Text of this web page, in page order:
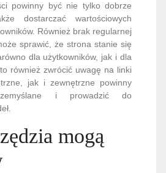
powinny być nie tylko dobrze
dostarczać wartościowych
Również brak regularnej
sprawić, że strona stanie się
dla użytkowników, jak i dla
również zwrócić uwagę na linki
jak i zewnętrzne powinny
i prowadzić do
mogą